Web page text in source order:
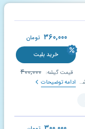
۳۶۰,۰۰۰ تومان
خرید بلیت
قیمت گیشه: ۴۰۰,۰۰۰
قابل استفاده برای بانوان و آقایان، مطابق با زمانبندی اعلام شده در سایت؛ اعتبار بلیت تخفیف دار استخریار ۱۰ روز می باشد و در صورت عدم استفاده در مدت تعیین شده، قابل تمدید و استرداد است. ادامه توضیحات